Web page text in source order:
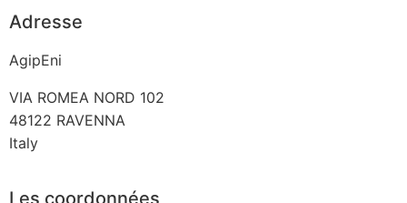
Adresse
AgipEni
VIA ROMEA NORD 102
48122 RAVENNA
Italy
Les coordonnées